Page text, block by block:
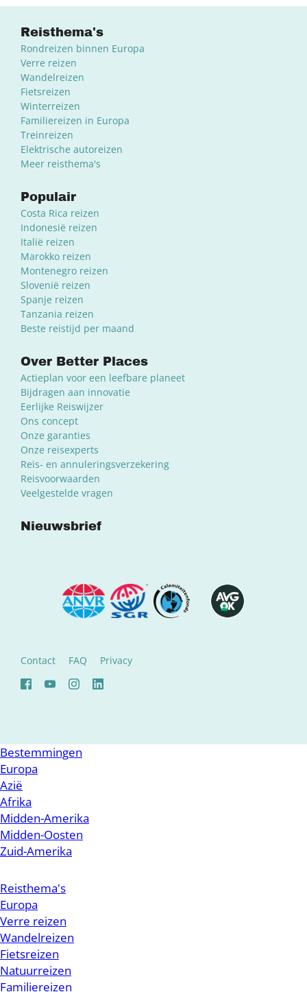
Reisthema's
Rondreizen binnen Europa
Verre reizen
Wandelreizen
Fietsreizen
Winterreizen
Familiereizen in Europa
Treinreizen
Elektrische autoreizen
Meer reisthema's
Populair
Costa Rica reizen
Indonesië reizen
Italië reizen
Marokko reizen
Montenegro reizen
Slovenië reizen
Spanje reizen
Tanzania reizen
Beste reistijd per maand
Over Better Places
Actieplan voor een leefbare planeet
Bijdragen aan innovatie
Eerlijke Reiswijzer
Ons concept
Onze garanties
Onze reisexperts
Reis- en annuleringsverzekering
Reisvoorwaarden
Veelgestelde vragen
Nieuwsbrief
Contact FAQ Privacy
Bestemmingen
Europa
Azië
Afrika
Midden-Amerika
Midden-Oosten
Zuid-Amerika
Reisthema's
Europa
Verre reizen
Wandelreizen
Fietsreizen
Natuurreizen
Familiereizen